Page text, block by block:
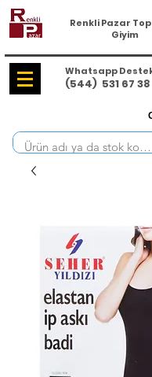
Renkli Pazar
Giyim
Whatsapp
(544) 531 67 38